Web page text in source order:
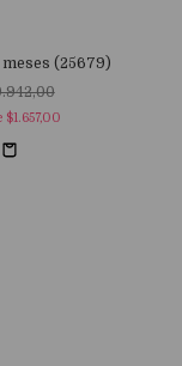
meses (25679)
$1.657,00